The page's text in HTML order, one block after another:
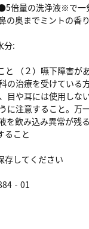
倍量の洗浄液※で
奥までミントの香
分:
と （２）嚥下障害
の治療を受けてい
目や耳には使用し
に注意すること。
を飲み込み異常が
ること
存してください